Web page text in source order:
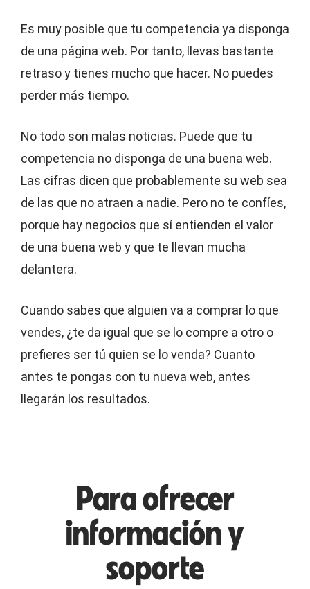
Es muy posible que tu competencia ya disponga
de una página web. Por tanto, llevas bastante
retraso y tienes mucho que hacer. No puedes
perder más tiempo.
No todo son malas noticias. Puede que tu
competencia no disponga de una buena web.
Las cifras dicen que probablemente su web sea
de las que no atraen a nadie. Pero no te confíes,
porque hay negocios que sí entienden el valor
de una buena web y que te llevan mucha
delantera.
Cuando sabes que alguien va a comprar lo que
vendes, ¿te da igual que se lo compre a otro o
prefieres ser tú quien se lo venda? Cuanto
antes te pongas con tu nueva web, antes
llegarán los resultados.
Para ofrecer
información y
soporte